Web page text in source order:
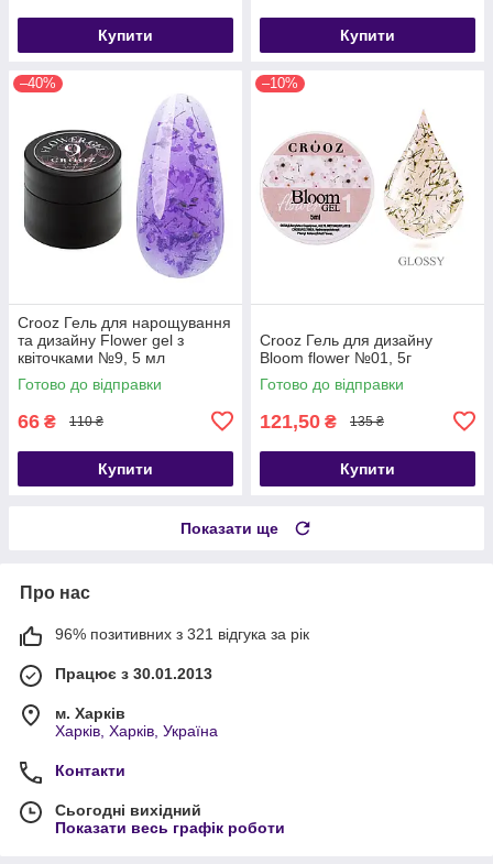
Купити Купити
–40%
Crooz Гель для нарощування
та дизайну Flower gel з
квіточками №9, 5 мл
Готово до відправки
66 ₴ 110 ₴
Купити
–10%
Crooz Гель для дизайну
Bloom flower №01, 5г
Готово до відправки
121,50 ₴ 135 ₴
Купити
Показати ще
Про нас
96% позитивних з 321 відгука за рік
Працює з 30.01.2013
м. Харків
Харків, Харків, Україна
Контакти
Сьогодні вихідний
Показати весь графік роботи